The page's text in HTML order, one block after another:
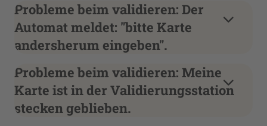
Probleme beim validieren: Der
Automat meldet: "bitte Karte
andersherum eingeben".
Probleme beim validieren: Meine
Karte ist in der Validierungsstation
stecken geblieben.